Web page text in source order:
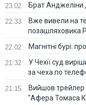
23:02 Брат Анджеліни
22:33
Вже вивели на
позашляховика
22:02 Магнітні бурі:
21:32
У Чехії суд
за чеха по
21:15
Вийшов трейлер
"Афера Томаса